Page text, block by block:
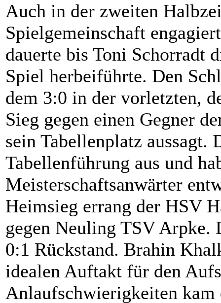
Auch in der zweiten
Spielgemeinschaft
dauerte bis Toni Schorradt
Spiel herbeiführte. Den
dem 3:0 in der vorletzten,
Sieg gegen einen Gegner
sein Tabellenplatz aussagt.
Tabellenführung aus und
Meisterschaftsanwärter
Heimsieg errang der HSV
gegen Neuling TSV Arpke.
0:1 Rückstand. Brahin
idealen Auftakt für den
Anlaufschwierigkeiten kam